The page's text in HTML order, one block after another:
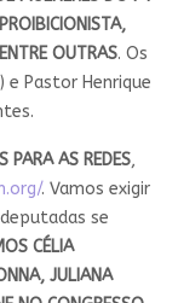
OUTRAS. Os
e Pastor Henrique
PARA AS REDES,
. Vamos exigir
se
CÉLIA
JULIANA